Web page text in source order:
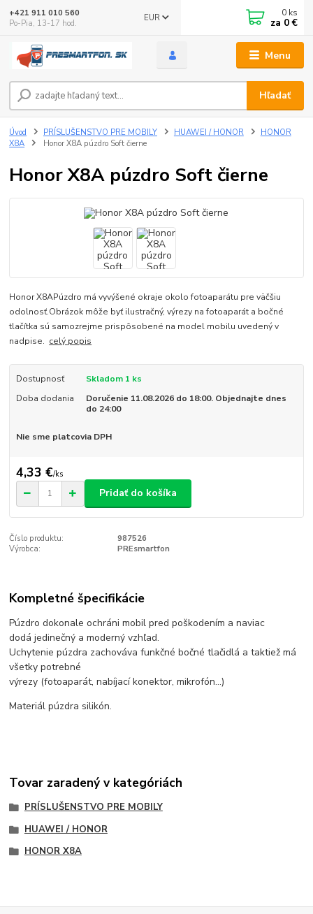
Menu
EUR
Hľadať
+421 911 010 560
Po-Pia, 13-17 hod.
0 ks
za 0 €
Úvod PRÍSLUŠENSTVO PRE MOBILY HUAWEI / HONOR
HONOR
X8A
Honor X8A púzdro Soft čierne
Honor X8A púzdro Soft čierne
Honor X8APúzdro má vyvýšené okraje okolo fotoaparátu pre väčšiu
odolnosť.Obrázok môže byť ilustračný, výrezy na fotoaparát a bočné
tlačítka sú samozrejme prispôsobené na model mobilu uvedený v
nadpise. celý popis
Dostupnosť
Skladom 1 ks
Doba dodania
Doručenie 11.08.2026 do 18:00. Objednajte dnes
do 24:00
Nie sme platcovia DPH
4,33 €/ks
Pridať do košíka
Číslo produktu:
987526
Výrobca:
PREsmartfon
Kompletné špecifikácie
Púzdro dokonale ochráni mobil pred poškodením a naviac
dodá jedinečný a moderný vzhľad.
Uchytenie púzdra zachováva funkčné bočné tlačidlá a taktiež má
všetky potrebné
výrezy (fotoaparát, nabíjací konektor, mikrofón...)
Materiál púzdra silikón.
Tovar zaradený v kategóriách
PRÍSLUŠENSTVO PRE MOBILY
HUAWEI / HONOR
HONOR X8A